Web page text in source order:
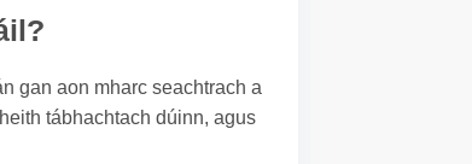
gan aon mharc seachtrach a
tábhachtach dúinn, agus